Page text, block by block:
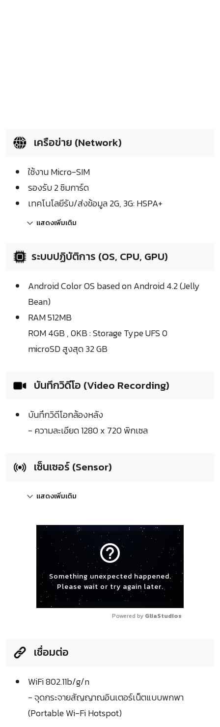
เครือข่าย (Network)
ใช้งาน Micro-SIM
รองรับ 2 ซิมการ์ด
เทคโนโลยีรับ/ส่งข้อมูล 2G, 3G: HSPA+
แสดงเพิ่มเติม
ระบบปฏิบัติการ (OS, CPU, GPU)
Android Color OS based on Android 4.2 (Jelly
Bean)
RAM 512MB
ROM 4GB , 0KB : Storage Type UFS 0
microSD สูงสุด 32 GB
บันทึกวิดีโอ (Video Recording)
บันทึกวิดีโอกล้องหลัง
- ความละเอียด 1280 x 720 พิกเซล
เซ็นเซอร์ (Sensor)
แสดงเพิ่มเติม
help_outline
Something unexpected happened.
Please wait or try again later.
Powered by GliaStudios
เชื่อมต่อ
WiFi 802.11b/g/n
- จุดกระจายสัญญาณอินเตอร์เน็ตแบบพกพา
(Portable Wi-Fi Hotspot)